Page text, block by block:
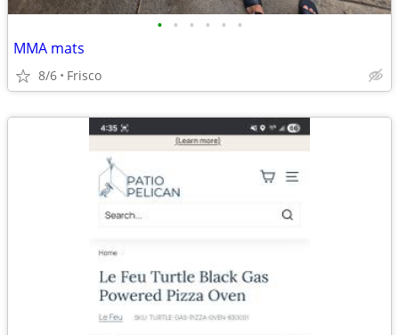
• • • • • •
MMA mats
8/6 Frisco